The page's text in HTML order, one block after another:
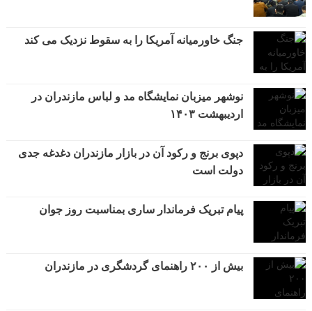
جنگ خاورمیانه آمریکا را به سقوط نزدیک می کند
نوشهر میزبان نمایشگاه مد و لباس مازندران در
اردیبهشت ۱۴۰۳
دپوی برنج و رکود آن در بازار مازندران دغدغه جدی
دولت است
پیام تبریک فرماندار ساری بمناسبت روز جوان
بیش از ۲۰۰ راهنمای گردشگری در مازندران